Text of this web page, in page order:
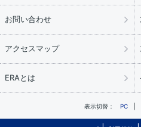
お問い合わせ
アクセスマップ
ERAとは
表示切替： PC